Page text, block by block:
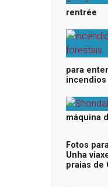
rentrée
para
máquina
Fotos
Unha
praias de